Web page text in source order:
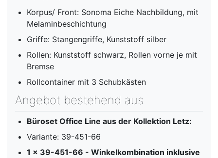
Korpus/ Front: Sonoma Eiche Nachbildung, mit
Melaminbeschichtung
Griffe: Stangengriffe, Kunststoff silber
Rollen: Kunststoff schwarz, Rollen vorne je mit
Bremse
Rollcontainer mit 3 Schubkästen
Angebot bestehend aus
Büroset Office Line aus der Kollektion Letz:
Variante: 39-451-66
1 x 39-451-66 - Winkelkombination inklusive